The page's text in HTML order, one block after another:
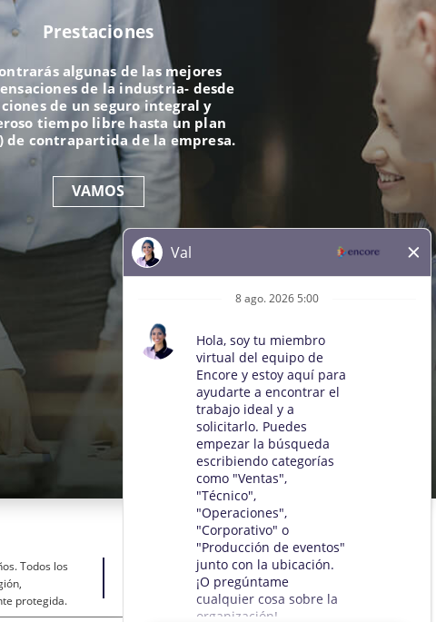
Prestaciones
algunas de las mejores
de la industria- desde
de un seguro integral y
tiempo libre hasta un plan
de contrapartida de la empresa.
VAMOS
Todos los
protegida.